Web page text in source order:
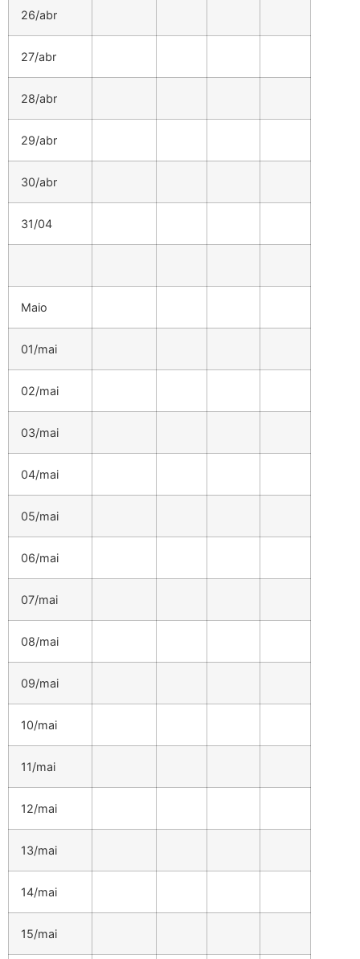
26/abr
27/abr
28/abr
29/abr
30/abr
31/04
Maio
01/mai
02/mai
03/mai
04/mai
05/mai
06/mai
07/mai
08/mai
09/mai
10/mai
11/mai
12/mai
13/mai
14/mai
15/mai